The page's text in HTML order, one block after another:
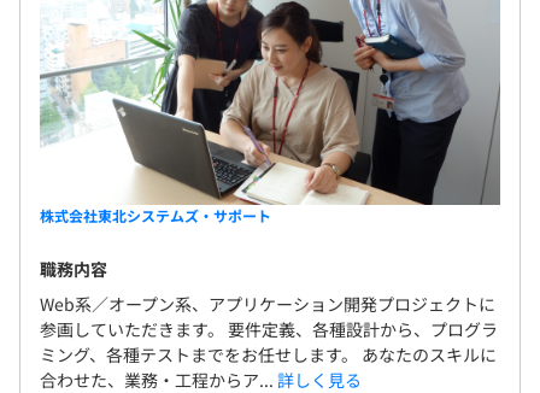
株式会社東北システムズ・サポート
職務内容
Web系／オープン系、アプリケーション開発プロジェクトに
参画していただきます。 要件定義、各種設計から、プログラ
ミング、各種テストまでをお任せします。 あなたのスキルに
合わせた、業務・工程からア... 詳しく見る